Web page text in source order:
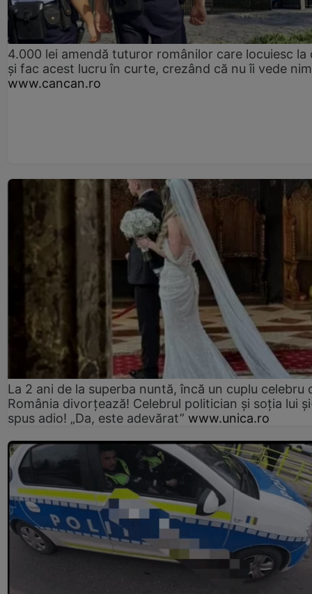
4.000 lei amendă tuturor românilor care locuiesc la
și fac acest lucru în curte, crezând că nu îi vede
www.cancan.ro
La 2 ani de la superba nuntă, încă un cuplu celebru
România divorțează! Celebrul politician și soția lui
spus adio! „Da, este adevărat” www.unica.ro